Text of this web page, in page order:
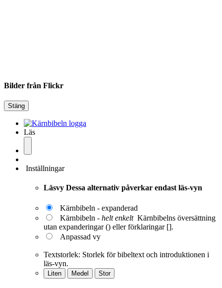
Bilder från Flickr
Stäng
Läs
Inställningar
Läsvy Dessa alternativ påverkar endast läs-vyn
Kärnbibeln - expanderad
Kärnbibeln - helt enkelt Kärnbibelns översättning
utan expanderingar () eller förklaringar [].
Anpassad vy
Textstorlek: Storlek för bibeltext och introduktionen i
läs-vyn.
Liten Medel Stor